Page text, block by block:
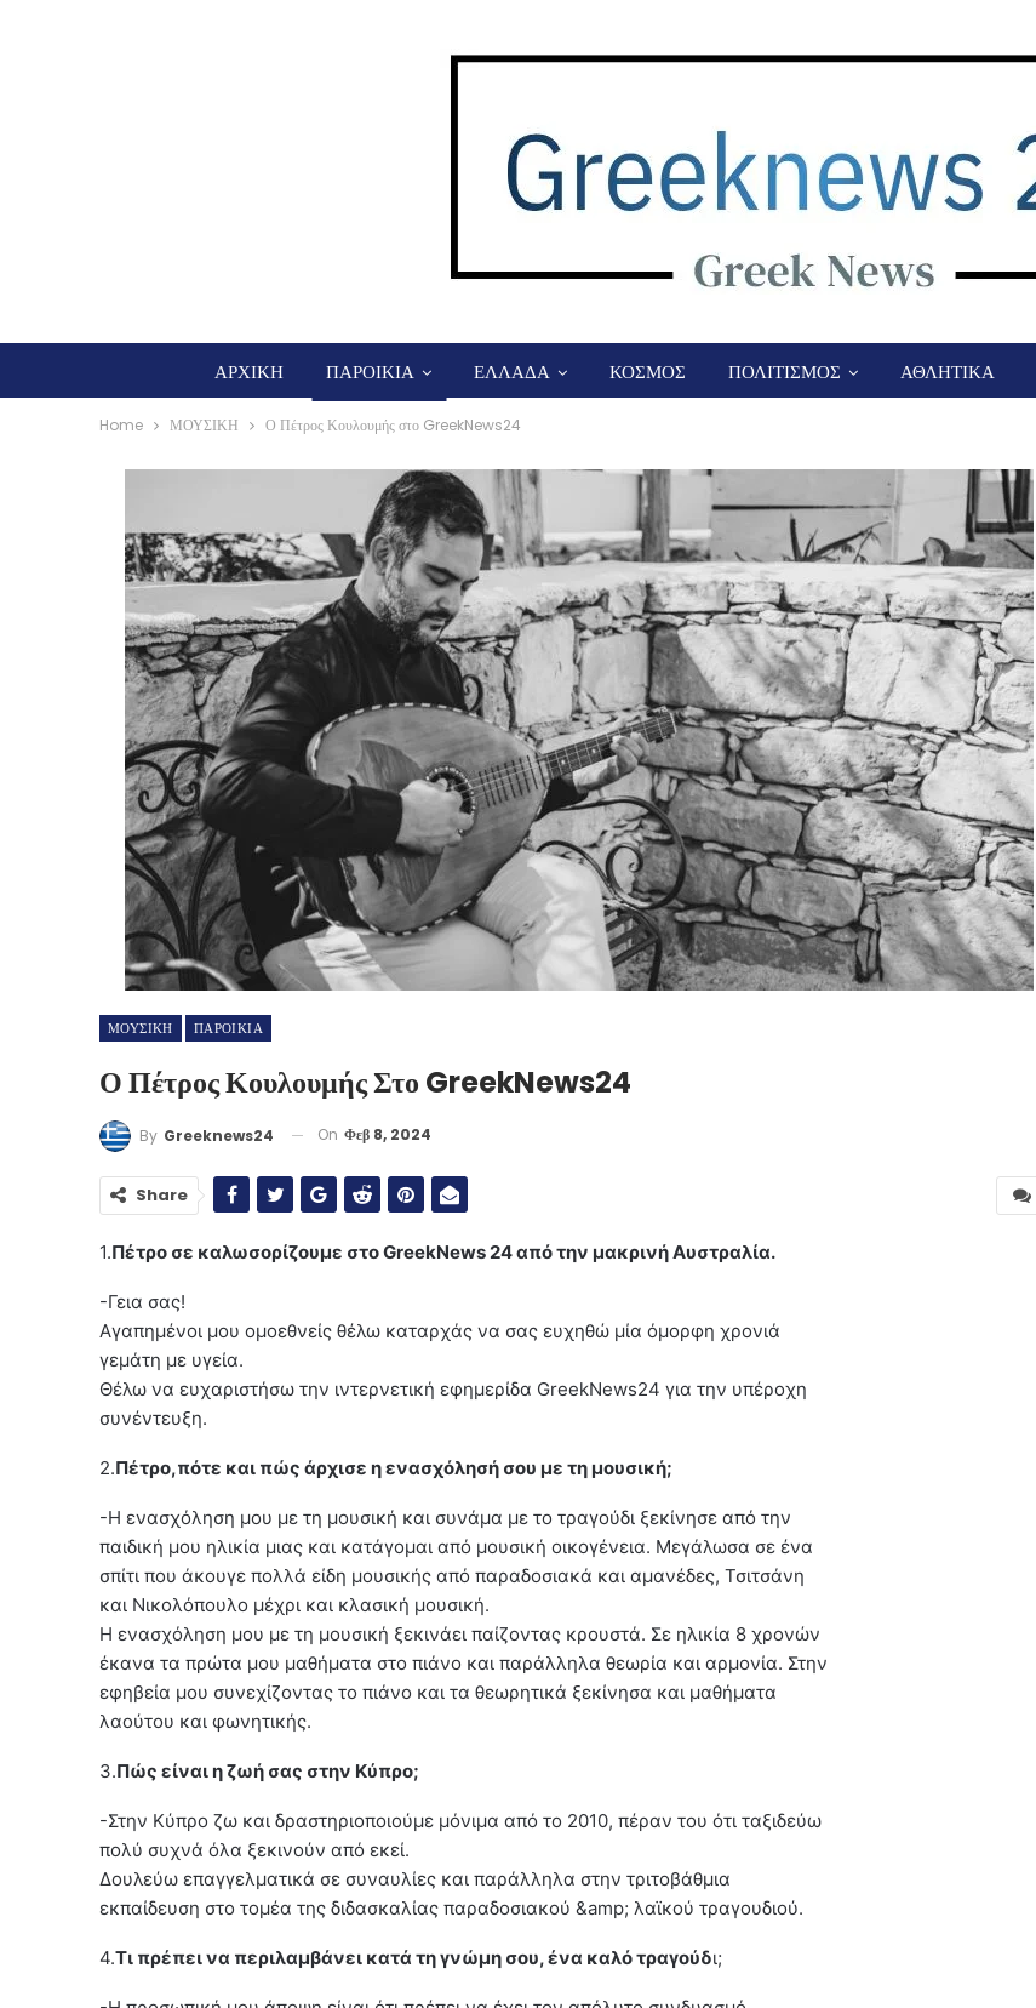
ΑΡΧΙΚΗ ΠΑΡΟΙΚΙΑ ΕΛΛΑΔΑ ΚΟΣΜΟΣ ΠΟΛΙΤΙΣΜΟΣ ΑΘΛΗΤΙΚΑ
Home ΜΟΥΣΙΚΗ Ο Πέτρος Κουλουμής στο GreekNews24
ΜΟΥΣΙΚΗ ΠΑΡΟΙΚΙΑ
Ο Πέτρος Κουλουμής Στο GreekNews24
By Greeknews24 On Φεβ 8, 2024
Share
1.Πέτρο σε καλωσορίζουμε στο GreekNews 24 από την μακρινή Αυστραλία.
-Γεια σας!
Αγαπημένοι μου ομοεθνείς θέλω καταρχάς να σας ευχηθώ μία όμορφη χρονιά
γεμάτη με υγεία.
Θέλω να ευχαριστήσω την ιντερνετική εφημερίδα GreekNews24 για την υπέροχη
συνέντευξη.
2.Πέτρο,πότε και πώς άρχισε η ενασχόλησή σου με τη μουσική;
-Η ενασχόληση μου με τη μουσική και συνάμα με το τραγούδι ξεκίνησε από την
παιδική μου ηλικία μιας και κατάγομαι από μουσική οικογένεια. Μεγάλωσα σε ένα
σπίτι που άκουγε πολλά είδη μουσικής από παραδοσιακά και αμανέδες, Τσιτσάνη
και Νικολόπουλο μέχρι και κλασική μουσική.
Η ενασχόληση μου με τη μουσική ξεκινάει παίζοντας κρουστά. Σε ηλικία 8 χρονών
έκανα τα πρώτα μου μαθήματα στο πιάνο και παράλληλα θεωρία και αρμονία. Στην
εφηβεία μου συνεχίζοντας το πιάνο και τα θεωρητικά ξεκίνησα και μαθήματα
λαούτου και φωνητικής.
3.Πώς είναι η ζωή σας στην Κύπρο;
-Στην Κύπρο ζω και δραστηριοποιούμε μόνιμα από το 2010, πέραν του ότι ταξιδεύω
πολύ συχνά όλα ξεκινούν από εκεί.
Δουλεύω επαγγελματικά σε συναυλίες και παράλληλα στην τριτοβάθμια
εκπαίδευση στο τομέα της διδασκαλίας παραδοσιακού &amp; λαϊκού τραγουδιού.
4.Τι πρέπει να περιλαμβάνει κατά τη γνώμη σου, ένα καλό τραγούδι;